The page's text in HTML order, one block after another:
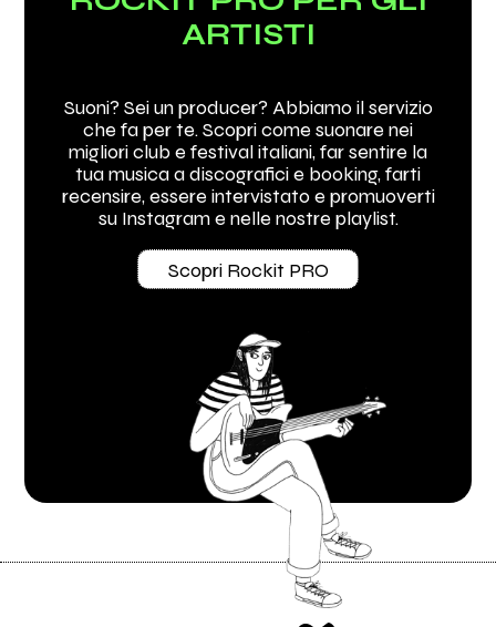
ARTISTI
Suoni? Sei un producer? Abbiamo il servizio
che fa per te. Scopri come suonare nei
migliori club e festival italiani, far sentire la
tua musica a discografici e booking, farti
recensire, essere intervistato e promuoverti
su Instagram e nelle nostre playlist.
Scopri Rockit PRO